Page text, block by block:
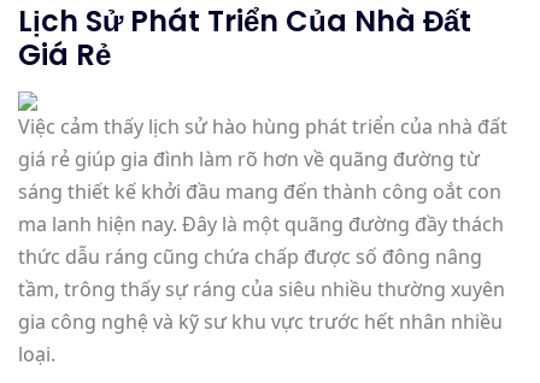
Lịch Sử Phát Triển Của Nhà Đất
Giá Rẻ
Việc cảm thấy lịch sử hào hùng phát triển của nhà đất
giá rẻ giúp gia đình làm rõ hơn về quãng đường từ
sáng thiết kế khởi đầu mang đến thành công oắt con
ma lanh hiện nay. Đây là một quãng đường đầy thách
thức dẫu ráng cũng chứa chấp được số đông nâng
tầm, trông thấy sự ráng của siêu nhiều thường xuyên
gia công nghệ và kỹ sư khu vực trước hết nhân nhiều
loại.